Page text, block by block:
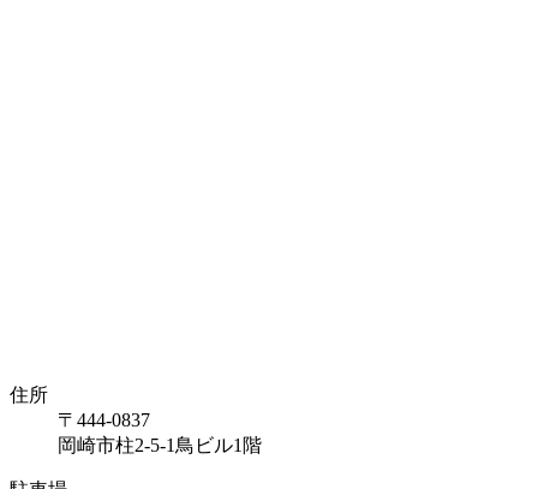
住所
〒444-0837
岡崎市柱2-5-1鳥ビル1階